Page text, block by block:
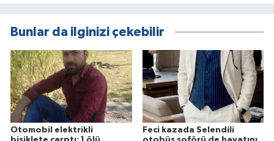
Bunlar da ilginizi çekebilir
Otomobil elektrikli
Feci kazada Selendili